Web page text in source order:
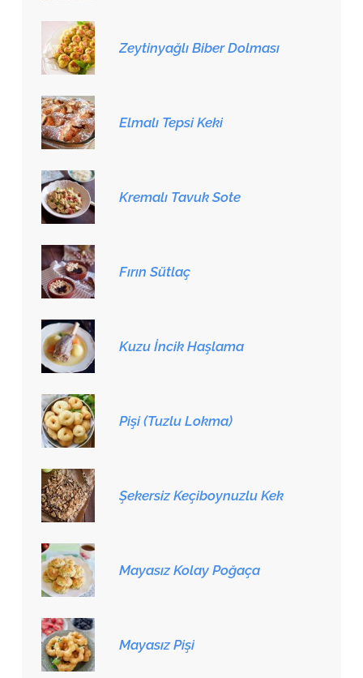
Zeytinyağlı Biber Dolması
Elmalı Tepsi Keki
Kremalı Tavuk Sote
Fırın Sütlaç
Kuzu İncik Haşlama
Pişi (Tuzlu Lokma)
Şekersiz Keçiboynuzlu Kek
Mayasız Kolay Poğaça
Mayasız Pişi